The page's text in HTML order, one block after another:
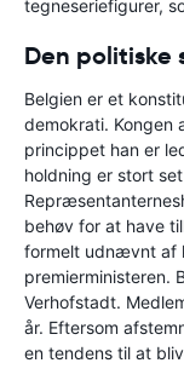
tegneseriefigurer,
Den politiske
Belgien er et
demokrati. Kongen
princippet han er
holdning er stort
behøv for at have
formelt udnævnt af
premierministeren.
Verhofstadt.
år. Eftersom
en tendens til at